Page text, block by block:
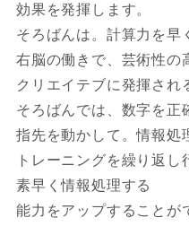
効果を発揮します。
そろばんは。計算力を早
右脳の働きで、芸術性の
クリエイテブに発揮され
そろばんでは、数字を正
指先を動かして。情報処
トレーニングを繰り返し
素早く情報処理する
能力をアップすることが